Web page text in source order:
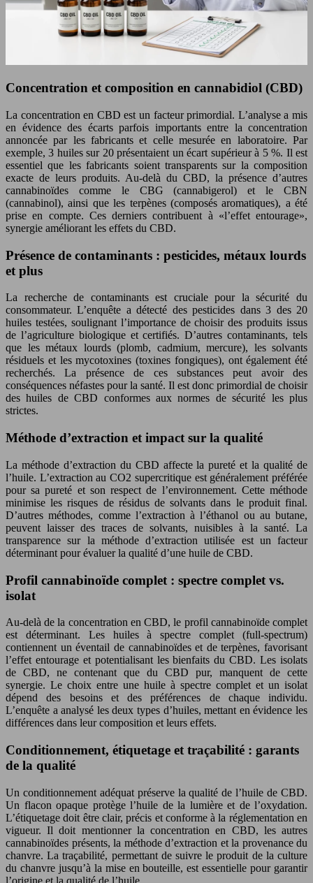
Concentration et composition en cannabidiol (CBD)
La concentration en CBD est un facteur primordial. L’analyse a mis
en évidence des écarts parfois importants entre la concentration
annoncée par les fabricants et celle mesurée en laboratoire. Par
exemple, 3 huiles sur 20 présentaient un écart supérieur à 5 %. Il est
essentiel que les fabricants soient transparents sur la composition
exacte de leurs produits. Au-delà du CBD, la présence d’autres
cannabinoïdes comme le CBG (cannabigerol) et le CBN
(cannabinol), ainsi que les terpènes (composés aromatiques), a été
prise en compte. Ces derniers contribuent à «l’effet entourage»,
synergie améliorant les effets du CBD.
Présence de contaminants : pesticides, métaux lourds
et plus
La recherche de contaminants est cruciale pour la sécurité du
consommateur. L’enquête a détecté des pesticides dans 3 des 20
huiles testées, soulignant l’importance de choisir des produits issus
de l’agriculture biologique et certifiés. D’autres contaminants, tels
que les métaux lourds (plomb, cadmium, mercure), les solvants
résiduels et les mycotoxines (toxines fongiques), ont également été
recherchés. La présence de ces substances peut avoir des
conséquences néfastes pour la santé. Il est donc primordial de choisir
des huiles de CBD conformes aux normes de sécurité les plus
strictes.
Méthode d’extraction et impact sur la qualité
La méthode d’extraction du CBD affecte la pureté et la qualité de
l’huile. L’extraction au CO2 supercritique est généralement préférée
pour sa pureté et son respect de l’environnement. Cette méthode
minimise les risques de résidus de solvants dans le produit final.
D’autres méthodes, comme l’extraction à l’éthanol ou au butane,
peuvent laisser des traces de solvants, nuisibles à la santé. La
transparence sur la méthode d’extraction utilisée est un facteur
déterminant pour évaluer la qualité d’une huile de CBD.
Profil cannabinoïde complet : spectre complet vs.
isolat
Au-delà de la concentration en CBD, le profil cannabinoïde complet
est déterminant. Les huiles à spectre complet (full-spectrum)
contiennent un éventail de cannabinoïdes et de terpènes, favorisant
l’effet entourage et potentialisant les bienfaits du CBD. Les isolats
de CBD, ne contenant que du CBD pur, manquent de cette
synergie. Le choix entre une huile à spectre complet et un isolat
dépend des besoins et des préférences de chaque individu.
L’enquête a analysé les deux types d’huiles, mettant en évidence les
différences dans leur composition et leurs effets.
Conditionnement, étiquetage et traçabilité : garants
de la qualité
Un conditionnement adéquat préserve la qualité de l’huile de CBD.
Un flacon opaque protège l’huile de la lumière et de l’oxydation.
L’étiquetage doit être clair, précis et conforme à la réglementation en
vigueur. Il doit mentionner la concentration en CBD, les autres
cannabinoïdes présents, la méthode d’extraction et la provenance du
chanvre. La traçabilité, permettant de suivre le produit de la culture
du chanvre jusqu’à la mise en bouteille, est essentielle pour garantir
l’origine et la qualité de l’huile.